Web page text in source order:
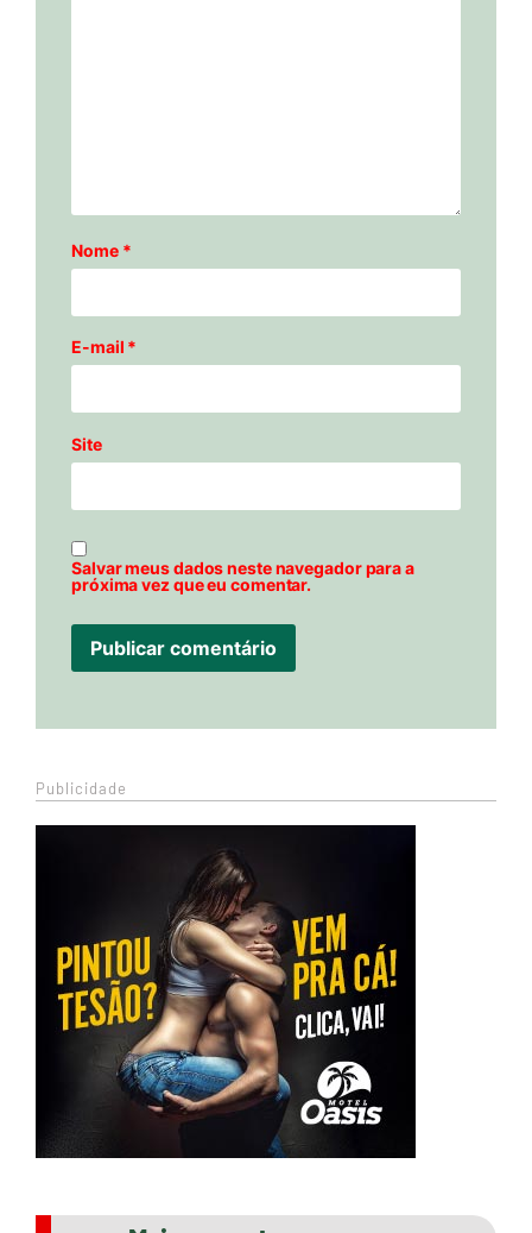
Nome *
E-mail *
Site
Salvar meus dados neste navegador para a
próxima vez que eu comentar.
Publicidade